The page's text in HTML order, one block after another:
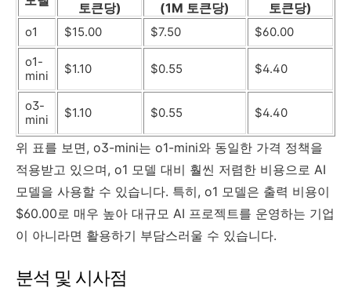
토큰당)
(1M 토큰당)
토큰당)
o1 $15.00 $7.50
$60.00
o1-
mini
$1.10 $0.55 $4.40
o3-
mini
$1.10 $0.55 $4.40
위 표를 보면, o3-mini는 o1-mini와 동일한 가격 정책을
적용받고 있으며, o1 모델 대비 훨씬 저렴한 비용으로 AI
모델을 사용할 수 있습니다. 특히, o1 모델은 출력 비용이
$60.00로 매우 높아 대규모 AI 프로젝트를 운영하는 기업
이 아니라면 활용하기 부담스러울 수 있습니다.
분석 및 시사점